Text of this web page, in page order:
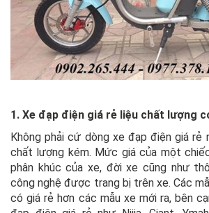
1. Xe đạp điện giá rẻ liệu chất lượng
Không phải cứ dòng xe đạp điện giá rẻ
chất lượng kém. Mức giá của một
phân khúc của xe, đời xe cũng như
công nghệ được trang bị trên xe. Các
có giá rẻ hơn các mẫu xe mới ra, bên